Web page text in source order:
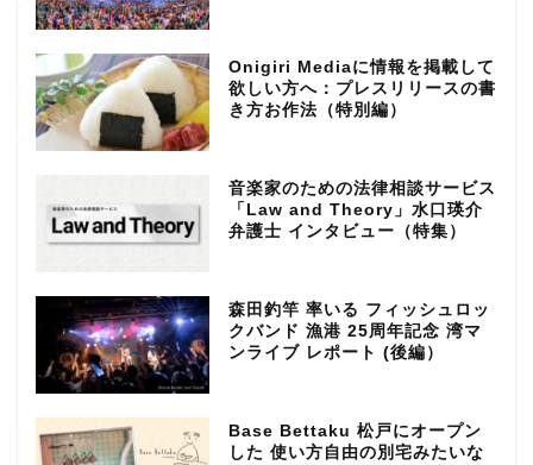
Onigiri Mediaに情報を掲載して
欲しい方へ：プレスリリースの書
き方お作法（特別編）
音楽家のための法律相談サービス
「Law and Theory」水口瑛介
弁護士 インタビュー（特集）
森田釣竿 率いる フィッシュロッ
クバンド 漁港 25周年記念 湾マ
ンライブ レポート (後編）
Base Bettaku 松戸にオープン
した 使い方自由の別宅みたいな